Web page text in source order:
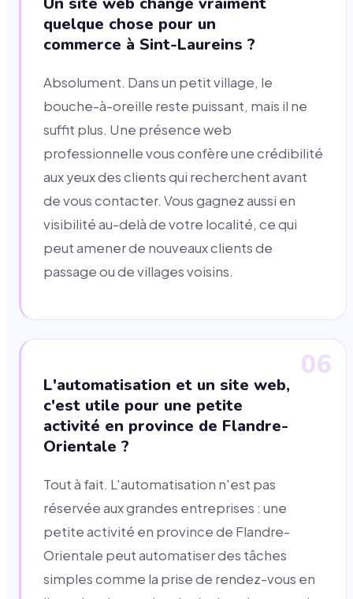
quelque chose pour un
commerce à Sint-Laureins ?
Absolument. Dans un petit village, le
bouche-à-oreille reste puissant, mais il ne
suffit plus. Une présence web
professionnelle vous confère une crédibilité
aux yeux des clients qui recherchent avant
de vous contacter. Vous gagnez aussi en
visibilité au-delà de votre localité, ce qui
peut amener de nouveaux clients de
passage ou de villages voisins.
06
L'automatisation et un site web,
c'est utile pour une petite
activité en province de Flandre-
Orientale ?
Tout à fait. L'automatisation n'est pas
réservée aux grandes entreprises : une
petite activité en province de Flandre-
Orientale peut automatiser des tâches
simples comme la prise de rendez-vous en